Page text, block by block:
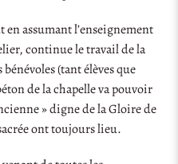
assumant l’enseignement
continue le travail de la
(tant élèves que
de la chapelle va pouvoir
» digne de la Gloire de
ont toujours lieu.